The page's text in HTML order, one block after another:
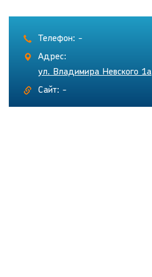
Телефон: -
Адрес:
ул. Владимира Невского 1а
Сайт: -